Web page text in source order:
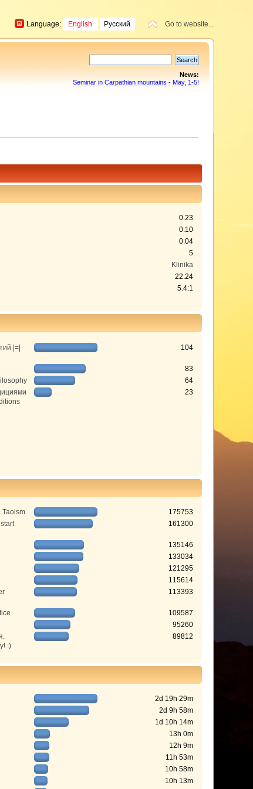
Go to website...
Language: English Русский
News:
Seminar in Carpathian mountains - May, 1-5!
0.23
0.10
0.04
5
Klinika
22.24
5.4:1
|=|
104
83
64
23
Taoism
175753
161300
135146
133034
121295
115614
113393
109587
95260
:)
89812
2d 19h 29m
2d 9h 58m
1d 10h 14m
13h 0m
12h 9m
11h 53m
10h 58m
10h 13m